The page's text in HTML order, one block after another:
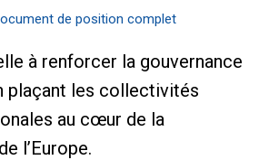
de position complet
à renforcer la gouvernance
plaçant les collectivités
au cœur de la
l’Europe.